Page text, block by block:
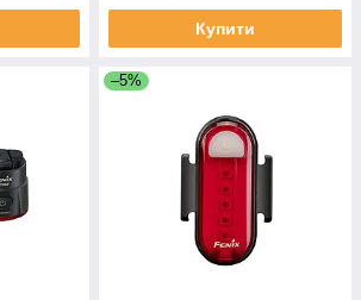
Купити
–5%